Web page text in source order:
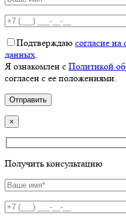
Подтверждаю согласие
данных.
Я ознакомлен с Политикой
согласен с ее положениями.
×
Получить консультацию